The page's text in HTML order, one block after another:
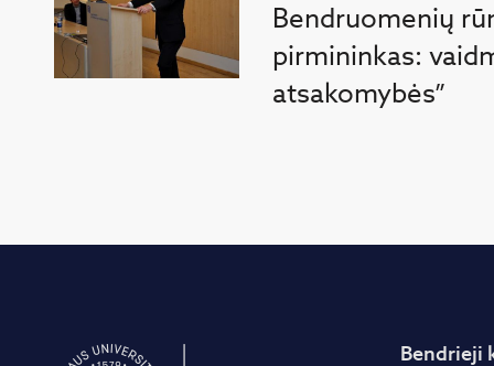
Bendruomenių
pirmininkas:
atsakomybės”
Bendrieji